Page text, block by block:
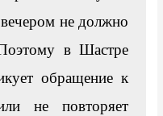
не должно
Поэтому в Шастре
обращение к
не повторяет